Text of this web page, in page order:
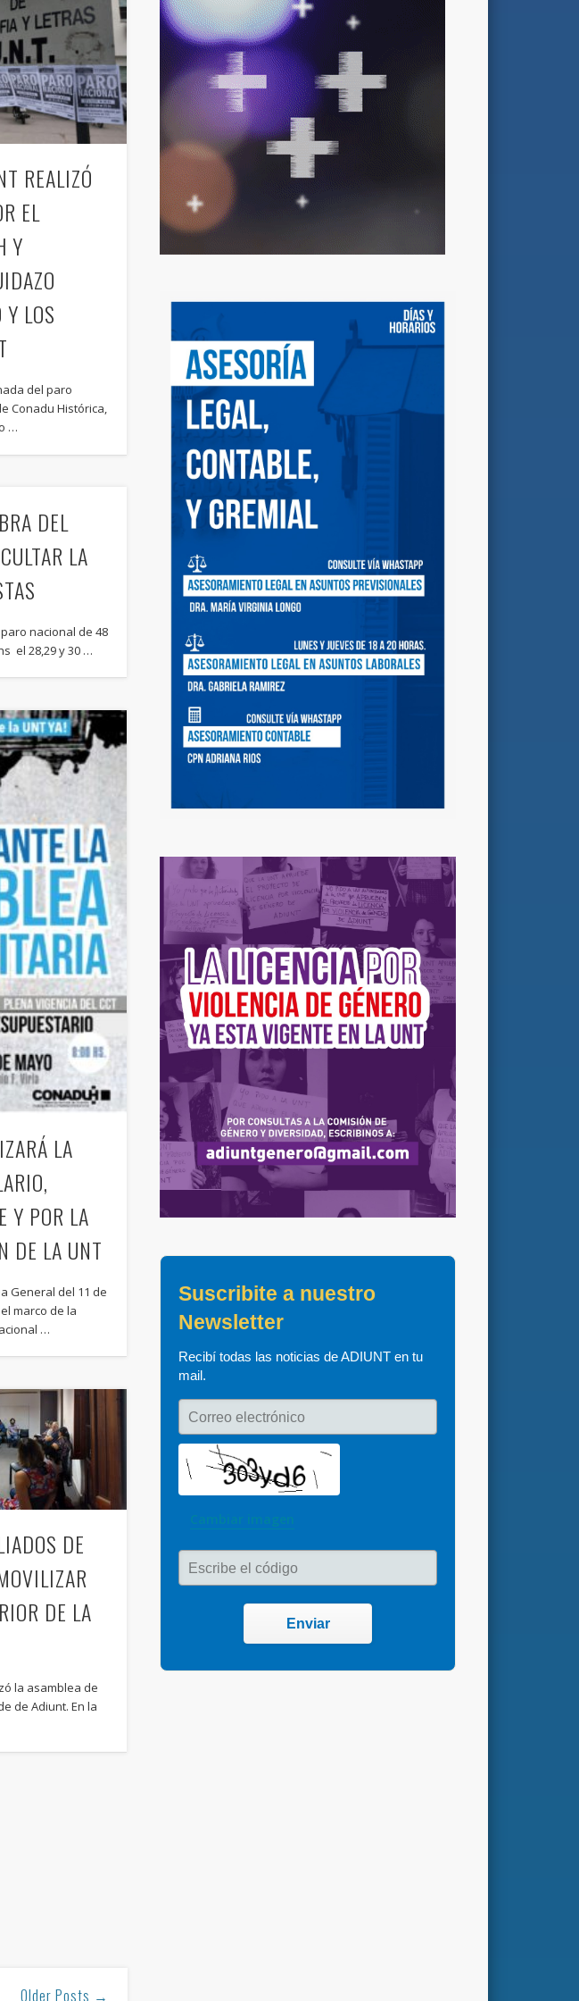
REALIZÓ
EL
Y
LOS
del paro
Conadu Histórica,
…
DEL
LA
nacional de 48
el 28,29 y 30 …
LA
Y POR LA
DE LA UNT
General del 11 de
marco de la
…
DE
DE LA
la asamblea de
de Adiunt. En la
Older Posts →
Suscribite a nuestro
Newsletter
Recibí todas las noticias de ADIUNT en tu
mail.
Correo electrónico
Cambiar imagen
Escribe el código